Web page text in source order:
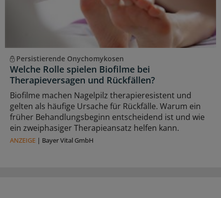
Persistierende Onychomykosen
Welche Rolle spielen Biofilme bei
Therapieversagen und Rückfällen?
Biofilme machen Nagelpilz therapieresistent und
gelten als häufige Ursache für Rückfälle. Warum ein
früher Behandlungsbeginn entscheidend ist und wie
ein zweiphasiger Therapieansatz helfen kann.
ANZEIGE | Bayer Vital GmbH